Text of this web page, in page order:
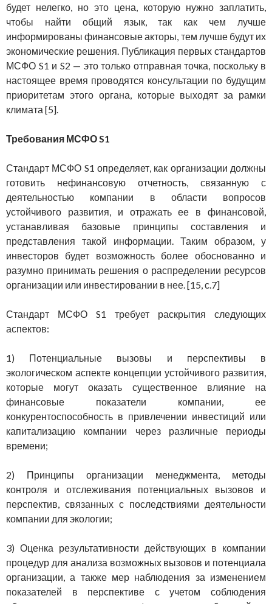
будет нелегко, но это цена, которую нужно заплатить,
чтобы найти общий язык, так как чем лучше
информированы финансовые акторы, тем лучше будут их
экономические решения. Публикация первых стандартов
МСФО S1 и S2 — это только отправная точка, поскольку в
настоящее время проводятся консультации по будущим
приоритетам этого органа, которые выходят за рамки
климата [5].
Требования МСФО S1
Стандарт МСФО S1 определяет, как организации должны
готовить нефинансовую отчетность, связанную с
деятельностью компании в области вопросов
устойчивого развития, и отражать ее в финансовой,
устанавливая базовые принципы составления и
представления такой информации. Таким образом, у
инвесторов будет возможность более обоснованно и
разумно принимать решения о распределении ресурсов
организации или инвестировании в нее. [15, с.7]
Стандарт МСФО S1 требует раскрытия следующих
аспектов:
1) Потенциальные вызовы и перспективы в
экологическом аспекте концепции устойчивого развития,
которые могут оказать существенное влияние на
финансовые показатели компании, ее
конкурентоспособность в привлечении инвестиций или
капитализацию компании через различные периоды
времени;
2) Принципы организации менеджмента, методы
контроля и отслеживания потенциальных вызовов и
перспектив, связанных с последствиями деятельности
компании для экологии;
3) Оценка результативности действующих в компании
процедур для анализа возможных вызовов и потенциала
организации, а также мер наблюдения за изменением
показателей в перспективе с учетом соблюдения